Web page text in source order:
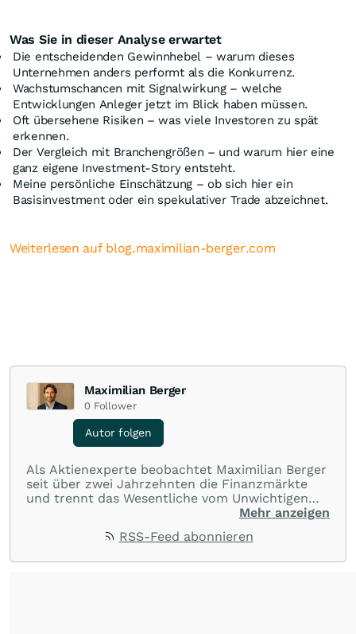
Was Sie in dieser Analyse erwartet
Die entscheidenden Gewinnhebel – warum dieses
Unternehmen anders performt als die Konkurrenz.
Wachstumschancen mit Signalwirkung – welche
Entwicklungen Anleger jetzt im Blick haben müssen.
Oft übersehene Risiken – was viele Investoren zu spät
erkennen.
Der Vergleich mit Branchengrößen – und warum hier eine
ganz eigene Investment-Story entsteht.
Meine persönliche Einschätzung – ob sich hier ein
Basisinvestment oder ein spekulativer Trade abzeichnet.
Weiterlesen auf blog.maximilian-berger.com
Maximilian Berger
0 Follower
Autor folgen
Als Aktienexperte beobachtet Maximilian Berger
seit über zwei Jahrzehnten die Finanzmärkte
und trennt das Wesentliche vom Unwichtigen
und liefert wöchentlich klare, unabhängige
und Renditen liefern.
Mehr anzeigen
RSS-Feed abonnieren